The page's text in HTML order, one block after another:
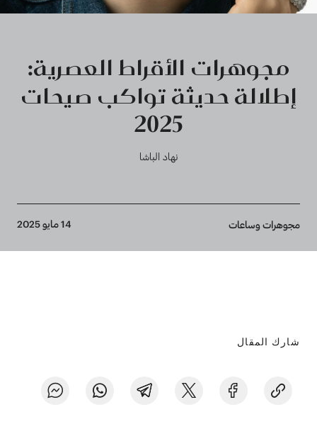
مجوهرات الأقراط العصرية:
إطلالة حديثة تواكب صيحات
2025
نهاد الباشا
Breadcrumb
مجوهرات وساعات 14 مايو 2025
شارك المقال